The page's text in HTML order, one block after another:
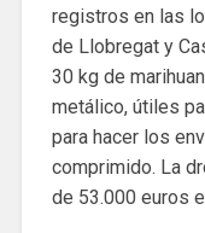
registros en las
de Llobregat y
30 kg de
metálico, útiles
para hacer los
comprimido. La
de 53.000 euros